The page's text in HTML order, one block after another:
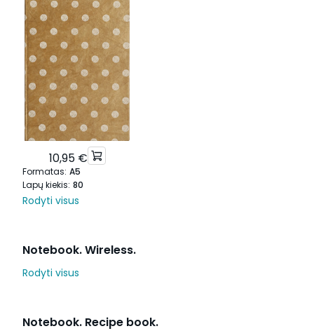
10,95 €
Formatas: A5
Lapų kiekis: 80
Rodyti visus
Notebook. Wireless.
Rodyti visus
Notebook. Recipe book.